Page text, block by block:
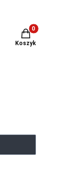
Produkty w
Koszyk